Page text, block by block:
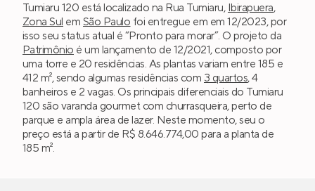
Tumiaru 120 está localizado na Rua Tumiaru, Ibirapuera,
Zona Sul em São Paulo foi entregue em em 12/2023, por
isso seu status atual é “Pronto para morar”. O projeto da
Patrimônio é um lançamento de 12/2021, composto por
uma torre e 20 residências. As plantas variam entre 185 e
412 m², sendo algumas residências com 3 quartos, 4
banheiros e 2 vagas. Os principais diferenciais do Tumiaru
120 são varanda gourmet com churrasqueira, perto de
parque e ampla área de lazer. Neste momento, seu o
preço está a partir de R$ 8.646.774,00 para a planta de
185 m².